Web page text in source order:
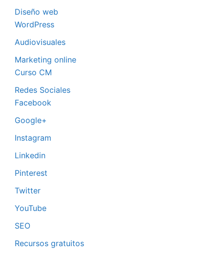
Diseño web
WordPress
Audiovisuales
Marketing online
Curso CM
Redes Sociales
Facebook
Google+
Instagram
Linkedin
Pinterest
Twitter
YouTube
SEO
Recursos gratuitos